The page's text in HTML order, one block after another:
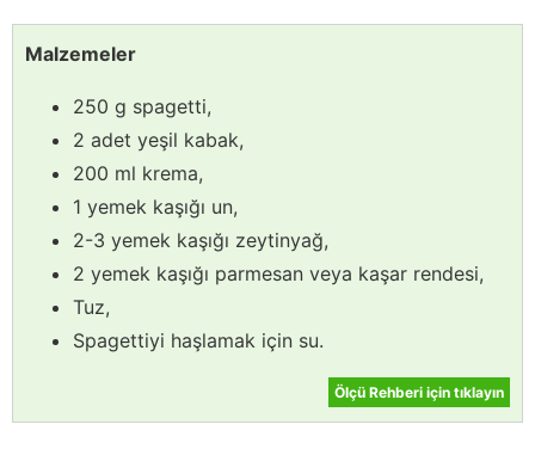
Malzemeler
250 g spagetti,
2 adet yeşil kabak,
200 ml krema,
1 yemek kaşığı un,
2-3 yemek kaşığı zeytinyağ,
2 yemek kaşığı parmesan veya kaşar rendesi,
Tuz,
Spagettiyi haşlamak için su.
Ölçü Rehberi için tıklayın